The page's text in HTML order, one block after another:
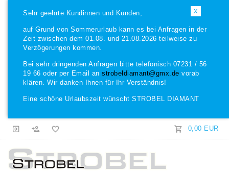
X
Sehr geehrte Kundinnen und Kunden,
auf Grund von Sommerurlaub kann es bei Anfragen in der
Zeit zwischen dem 01.08. und 21.08.2026 teilweise zu
Verzögerungen kommen.
Bei sehr dringenden Anfragen bitte telefonisch 07231 / 56
19 66 oder per Email an strobeldiamant@gmx.de vorab
klären. Wir danken Ihnen für Ihr Verständnis!
Eine schöne Urlaubszeit wünscht STROBEL DIAMANT
0,00 EUR